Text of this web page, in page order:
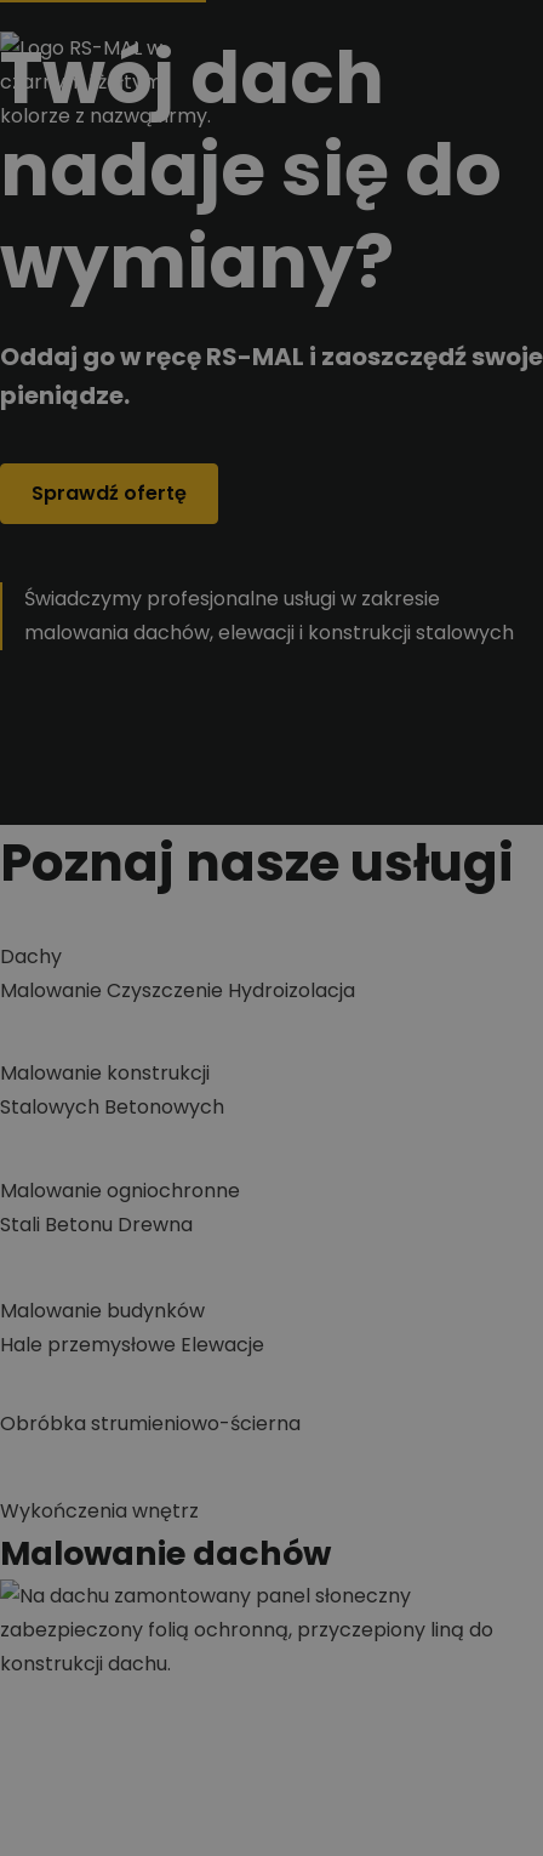
Twój dach
nadaje się do
wymiany?
Oddaj go w ręcę RS-MAL i zaoszczędź swoje
pieniądze.
Sprawdź ofertę
Świadczymy profesjonalne usługi w zakresie
malowania dachów, elewacji i konstrukcji stalowych
Poznaj nasze usługi
Dachy
Malowanie Czyszczenie Hydroizolacja
Malowanie konstrukcji
Stalowych Betonowych
Malowanie ogniochronne
Stali Betonu Drewna
Malowanie budynków
Hale przemysłowe Elewacje
Obróbka strumieniowo-ścierna
Wykończenia wnętrz
Malowanie dachów